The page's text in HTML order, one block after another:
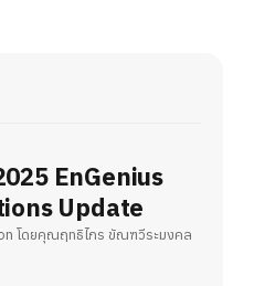
EnGenius
Update
โดยคุณฤทธิไกร ขัณฑวีระมงคล